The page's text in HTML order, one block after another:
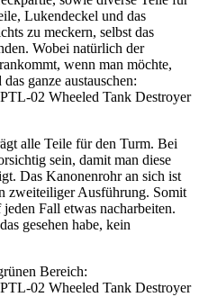
Lukendeckel und das
zu meckern, selbst das
Wobei natürlich der
wenn man möchte,
ganze austauschen:
alle Teile für den Turm. Bei
sein, damit man diese
Das Kanonenrohr an sich ist
zweiteiliger Ausführung. Somit
Fall etwas nacharbeiten.
gesehen habe, kein
Bereich: